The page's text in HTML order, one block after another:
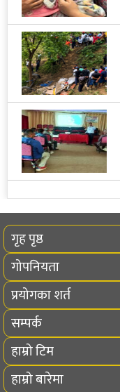
गृह पृष्ठ
गोपनियता
प्रयोगका शर्त
सम्पर्क
हाम्रो टिम
हाम्रो बारेमा